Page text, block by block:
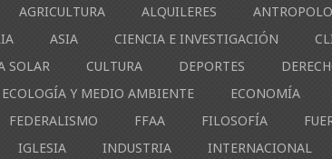
AGRICULTURA ALQUILERES
ASIA CIENCIA E INVESTIGACIÓN
SOLAR
CULTURA DEPORTES
ECOLOGÍA Y MEDIO AMBIENTE ECONOMÍA
FEDERALISMO FFAA FILOSOFÍA
IGLESIA INDUSTRIA INTERNACIONAL